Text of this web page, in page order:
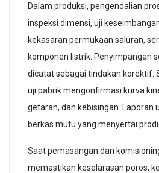
Dalam produksi, pengendalian
inspeksi dimensi, uji
kekasaran permukaan saluran,
komponen listrik. Penyimpangan
dicatat sebagai tindakan korektif.
uji pabrik mengonfirmasi kurva
getaran, dan kebisingan. Laporan
berkas mutu yang menyertai
Saat pemasangan dan
memastikan keselarasan poros,